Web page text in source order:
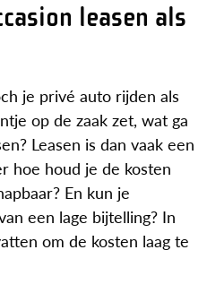
leasen als
je privé auto rijden als
op de zaak zet, wat ga
Leasen is dan vaak een
hoe houd je de kosten
En kun je
een lage bijtelling? In
om de kosten laag te